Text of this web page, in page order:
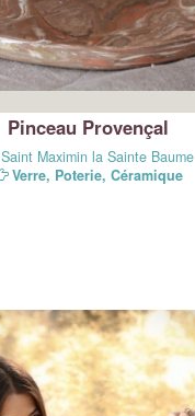
Pinceau Provençal
Saint Maximin la Sainte Baume
Verre, Poterie, Céramique